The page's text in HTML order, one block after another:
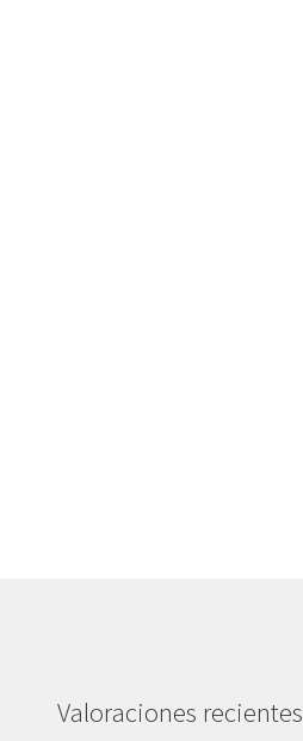
Valoraciones recientes